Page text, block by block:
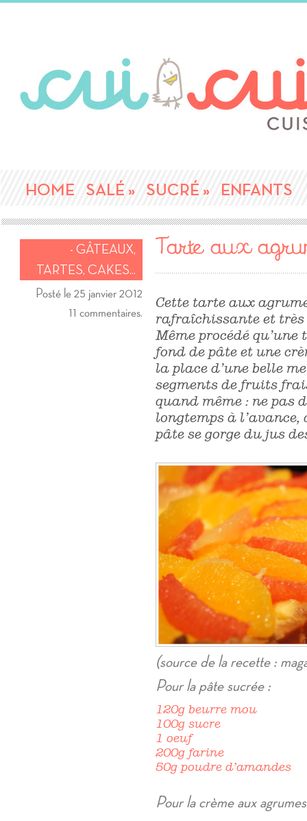
HOME SALÉ » SUCRÉ » ENFANTS
- GÂTEAUX,
TARTES, CAKES...
Posté le 25 janvier 2012
11 commentaires.
Tarte aux
Cette tarte aux
rafraîchissante et très
Même procédé
fond de pâte et une
la place d’une belle
segments de fruits
quand même : ne pas
longtemps à
pâte se gorge du jus
(source de la recette :
Pour la pâte sucrée :
120g beurre mou
100g sucre
1 oeuf
200g farine
50g poudre d’amandes
Pour la crème aux